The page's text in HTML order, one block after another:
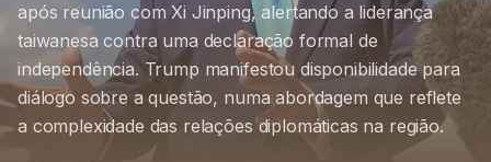
após reunião com Xi Jinping, alertando a liderança
taiwanesa contra uma declaração formal de
independência. Trump manifestou disponibilidade para
diálogo sobre a questão, numa abordagem que reflete
a complexidade das relações diplomáticas na região.